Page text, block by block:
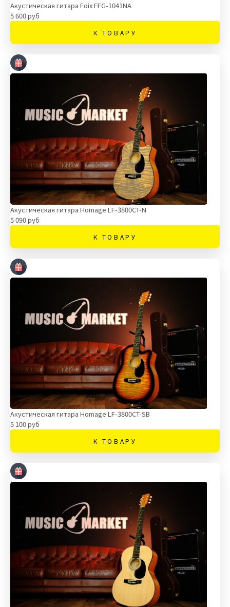
Акустическая гитара Foix FFG-1041NA
5 600 руб
К ТОВАРУ
Акустическая гитара Homage LF-3800CT-N
5 090 руб
К ТОВАРУ
Акустическая гитара Homage LF-3800CT-SB
5 100 руб
К ТОВАРУ